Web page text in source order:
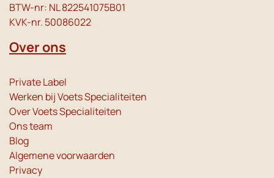
BTW-nr: NL 822541075B01
KVK-nr. 50086022
Over ons
Private Label
Werken bij Voets Specialiteiten
Over Voets Specialiteiten
Ons team
Blog
Algemene voorwaarden
Privacy